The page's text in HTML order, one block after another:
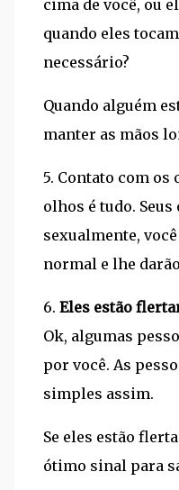
cima de você, ou
quando eles
necessário?
Quando alguém
manter as mãos
5. Contato com os
olhos é tudo.
sexualmente,
normal e lhe
6. Eles estão
Ok, algumas
por você. As
simples assim.
Se eles estão
ótimo sinal para